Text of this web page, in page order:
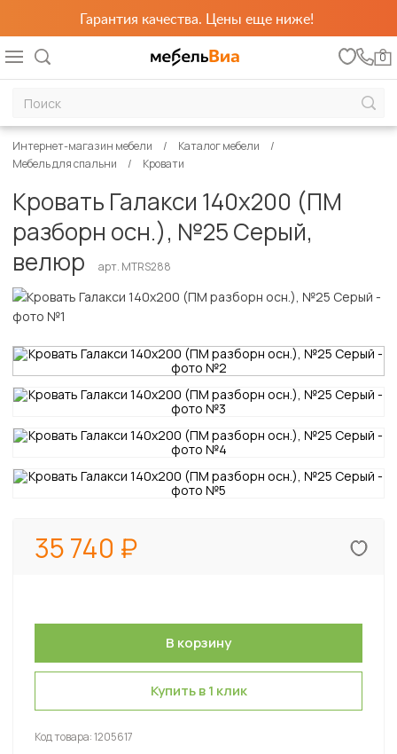
Гарантия качества. Цены еще ниже!
0
Интернет-магазин мебели
Каталог мебели
Мебель для спальни
Кровати
Кровать Галакси 140х200 (ПМ
разборн осн.), №25 Серый,
велюр
арт. MTRS288
35 740
Купить в 1 клик
Код товара:1205617